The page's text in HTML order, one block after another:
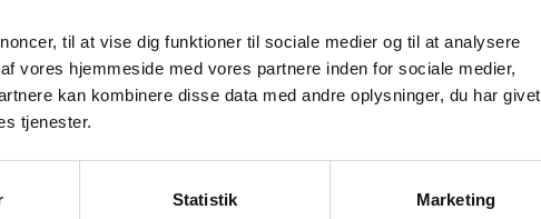
til at vise dig funktioner til sociale medier og til at analysere
vores hjemmeside med vores partnere inden for sociale medier,
kan kombinere disse data med andre oplysninger, du har givet
tjenester.
Statistik Marketing
Analyser
ABCepos
Podcast